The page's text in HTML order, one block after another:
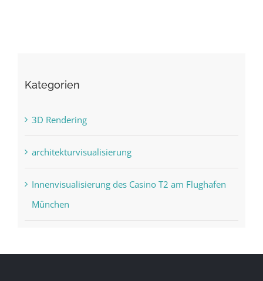
Kategorien
3D Rendering
architekturvisualisierung
Innenvisualisierung des Casino T2 am Flughafen
München